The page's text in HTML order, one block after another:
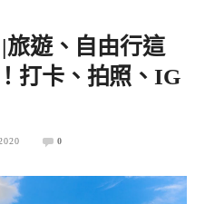
旅遊、自由行這
打卡、拍照、IG
0